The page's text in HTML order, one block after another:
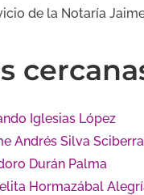
de la Notaría
Iglesias López
Andrés Silva
Durán Palma
Hormazábal